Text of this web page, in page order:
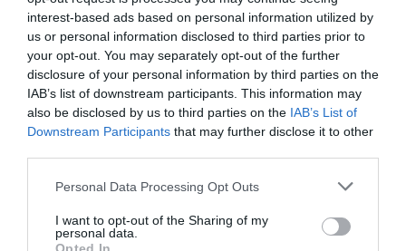
interest-based ads based on personal information utilized by
us or personal information disclosed to third parties prior to
your opt-out. You may separately opt-out of the further
disclosure of your personal information by third parties on the
IAB’s list of downstream participants. This information may
also be disclosed by us to third parties on the IAB’s List of
Downstream Participants that may further disclose it to other
Personal Data Processing Opt Outs
I want to opt-out of the Sharing of my
personal data.
– La financiación es
un gran problema.
Las asociaciones
financian sus gastos
básicos a través de
unas cuotas que
bastante simbólicas en muchos casos, por lo que se
hace necesario buscar recursos. ¿Quién nos apoya? La
verdad es que hasta ahora no hemos tenido apoyo